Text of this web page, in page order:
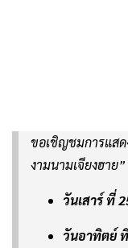
ขอเชิญชมการแสด
งามนามเจียงฮาย”
วันเสาร์ ที่
วันอาทิตย์